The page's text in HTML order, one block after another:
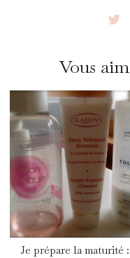
Vous
Je prépare la maturité